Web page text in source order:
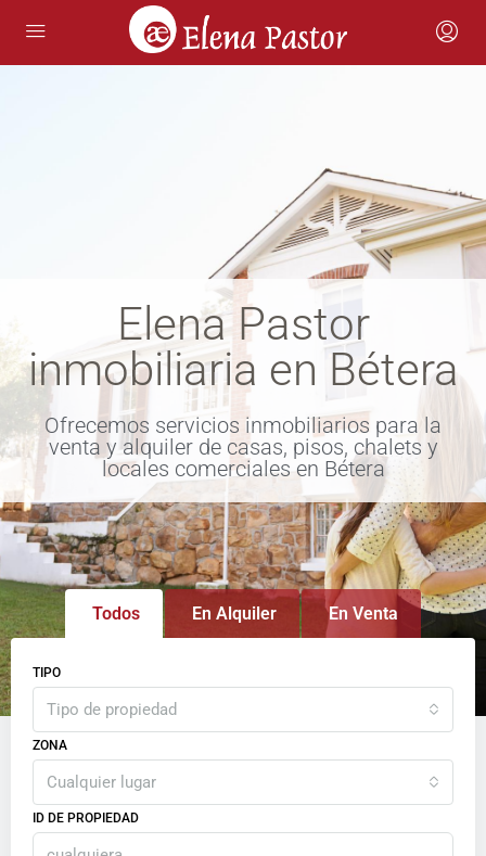
Elena Pastor
inmobiliaria en Bétera
Ofrecemos servicios inmobiliarios para la
venta y alquiler de casas, pisos, chalets y
locales comerciales en Bétera
Todos En Alquiler En Venta
TIPO
Tipo de propiedad
ZONA
Cualquier lugar
ID DE PROPIEDAD